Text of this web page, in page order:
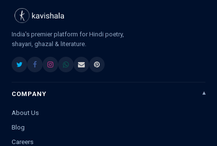
India's premier platform for Hindi poetry,
shayari, ghazal & literature.
COMPANY
About Us
Blog
Careers